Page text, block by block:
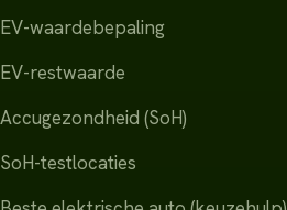
EV-waardebepaling
EV-restwaarde
Accugezondheid (SoH)
SoH-testlocaties